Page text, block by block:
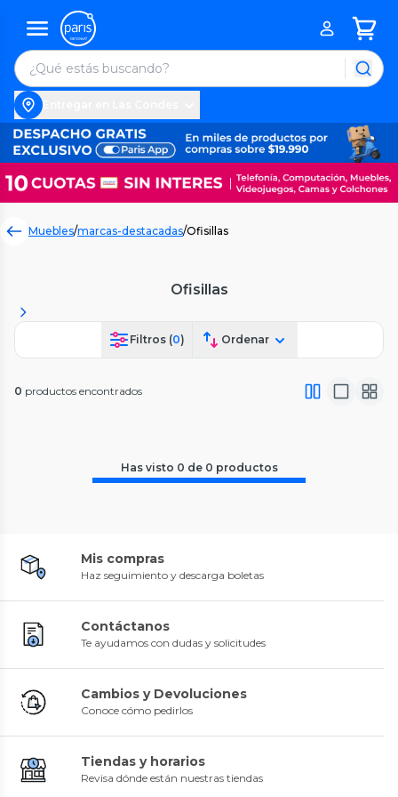
Muebles/marcas-destacadas/Ofisillas
Ofisillas
Filtros (0) Ordenar
0 productos encontrados
Has visto 0 de 0 productos
Mis compras
Haz seguimiento y descarga boletas
Contáctanos
Te ayudamos con dudas y solicitudes
Cambios y Devoluciones
Conoce cómo pedirlos
Tiendas y horarios
Revisa dónde están nuestras tiendas